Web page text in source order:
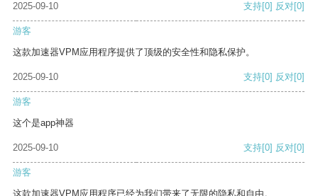
2025-09-10
支持[0] 反对[0]
游客
这款加速器VPM应用程序提供了顶级的安全性和隐私保护。
2025-09-10 支持[0] 反对[0]
游客
这个是app神器
2025-09-10 支持[0] 反对[0]
游客
这款加速器VPM应用程序已经为我们带来了无限的隐私和自由。